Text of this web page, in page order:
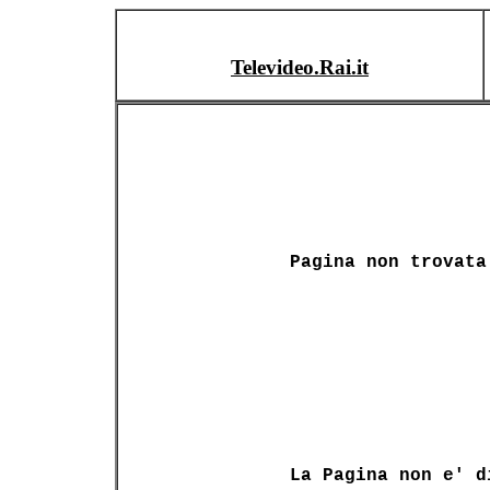
Televideo.Rai.it
Pagina non trovata
La Pagina non e'